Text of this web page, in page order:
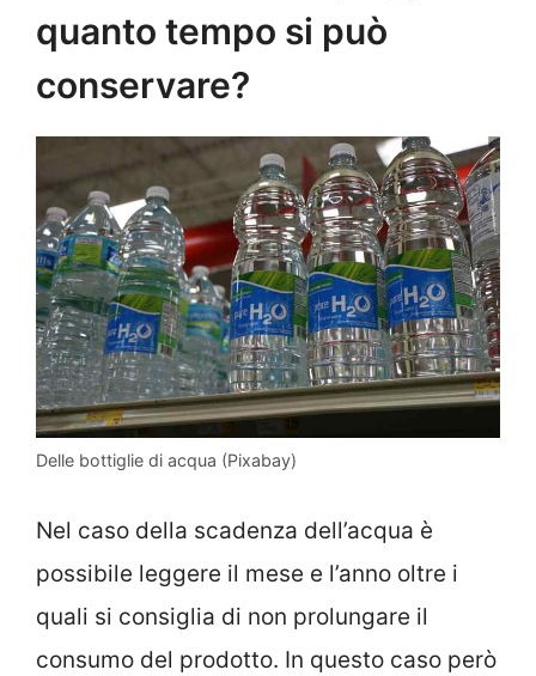
quanto tempo si può
conservare?
Delle bottiglie di acqua (Pixabay)
Nel caso della scadenza dell’acqua è
possibile leggere il mese e l’anno oltre i
quali si consiglia di non prolungare il
consumo del prodotto. In questo caso però